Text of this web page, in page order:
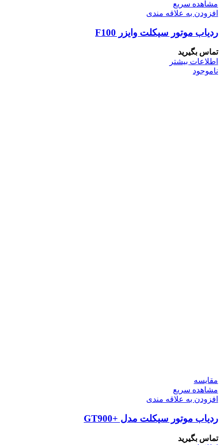
مشاهده سریع
افزودن به علاقه مندی
ردیاب موتور سیکلت وایزر F100
تماس بگیرید
اطلاعات بیشتر
ناموجود
مقایسه
مشاهده سریع
افزودن به علاقه مندی
ردیاب موتور سیکلت مدل +GT900
تماس بگیرید